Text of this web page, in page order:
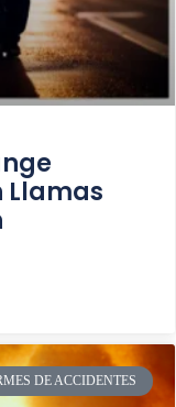
Llamas
DE ACCIDENTES